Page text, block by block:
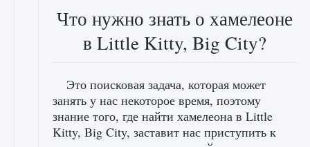
Что нужно знать о хамелеоне
в Little Kitty, Big City?
Это поисковая задача, которая может
занять у нас некоторое время, поэтому
знание того, где найти хамелеона в Little
Kitty, Big City, заставит нас приступить к